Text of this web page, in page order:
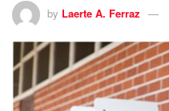
by Laerte A. Ferraz